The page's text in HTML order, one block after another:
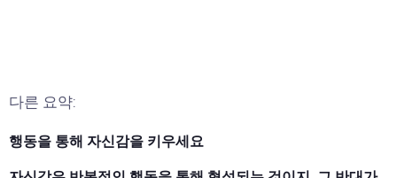
다른 요약:
행동을 통해 자신감을 키우세요